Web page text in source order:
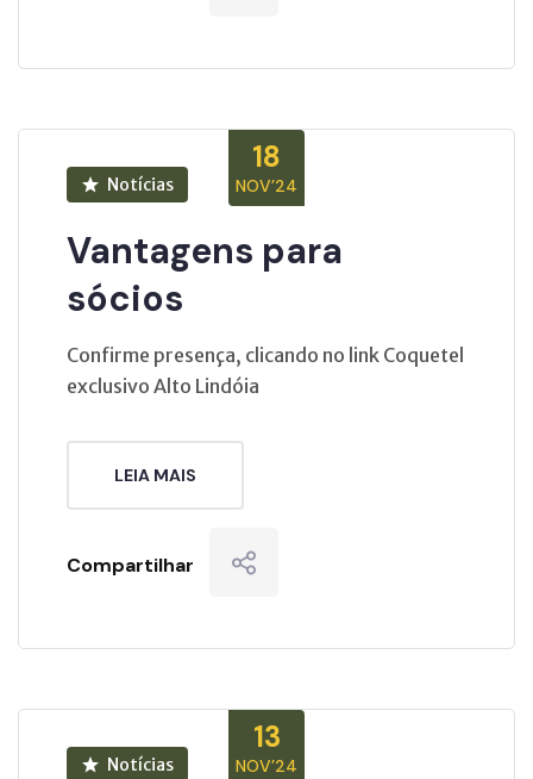
18
NOV’24
Notícias
Vantagens para
sócios
Confirme presença, clicando no link Coquetel
exclusivo Alto Lindóia
LEIA MAIS
Compartilhar
13
NOV’24
Notícias